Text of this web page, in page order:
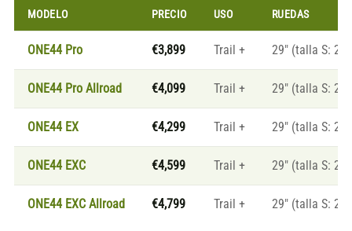
MODELO PRECIO USO RUEDAS
ONE44 Pro €3,899 Trail + 29" (talla S:
ONE44 Pro Allroad €4,099 Trail + 29" (talla S:
ONE44 EX €4,299 Trail + 29" (talla S:
ONE44 EXC €4,599 Trail + 29" (talla S:
ONE44 EXC Allroad €4,799 Trail + 29" (talla S: